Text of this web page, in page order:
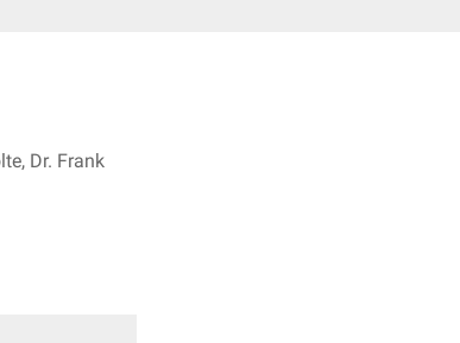
Dr. Frank